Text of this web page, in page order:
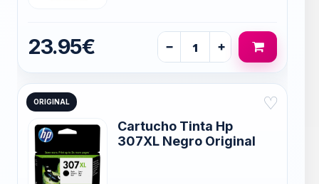
23.95€ − +
ORIGINAL ♡
Cartucho Tinta Hp
307XL Negro Original